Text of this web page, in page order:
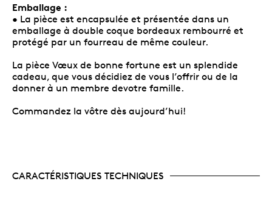
Emballage :
• La pièce est encapsulée et présentée dans un
emballage à double coque bordeaux rembourré et
protégé par un fourreau de même couleur.
La pièce Vœux de bonne fortune est un splendide
cadeau, que vous décidiez de vous l’offrir ou de la
donner à un membre devotre famille.
Commandez la vôtre dès aujourd’hui!
CARACTÉRISTIQUES TECHNIQUES